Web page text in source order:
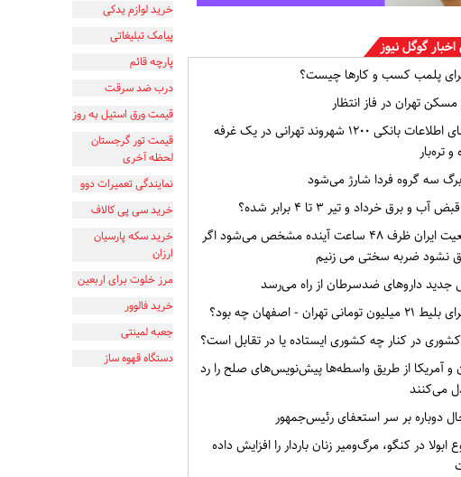
گوگل نیوز
پلمب کسب و کارها چیست؟
مسکن تهران در فاز انتظار
افشای اطلاعات بانکی ۱۲۰۰ شهروند تهرانی در یک غرفه
و تره‌بار
سه گروه فردا شارژ می‌شود
آب و برق خرداد و تیر ۳ تا ۴ برابر شده؟
وضعیت ایران ظرف ۴۸ ساعت آینده مشخص می‌شود اگر
نشود ضربه سختی می زنیم
جدید داروهای ضدسرطان از راه می‌رسد
تومانی تهران - اصفهان چه بود؟
در کنار چه کشوری ایستاده یا در تقابل است؟
و آمریکا از طریق واسطه‌ها پیش‌نویس‌های صلح را رد
می‌کنند
دوباره بر سر استعفای رئیس‌جمهور
ابولا در کنگو، مرگ‌ومیر زنان باردار را افزایش داده
خرید لوازم یدکی
پیامک تبلیغاتی
پارچه قائم
درب ضد سرقت
قیمت ورق استیل به روز
قیمت تور گرجستان
لحظه آخری
نمایندگی تعمیرات دوو
خرید سی پی کالاف
خرید سکه پارسیان
ارزان
مرز خلوت برای اربعین
خرید فالوور
جعبه لمینتی
دستگاه قهوه ساز